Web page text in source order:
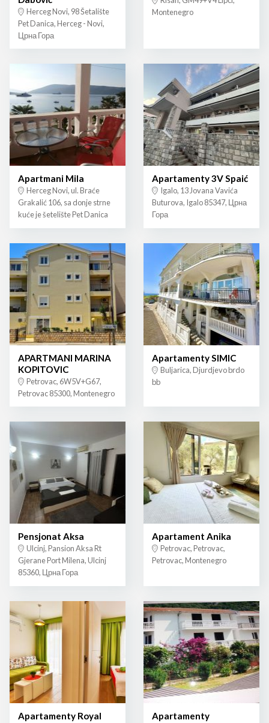
Herceg Novi, 98 Šetalište
Pet Danica, Herceg - Novi,
Црна Гора
Montenegro
Apartmani Mila
Herceg Novi, ul. Braće
Grakalić 106, sa donje strne
kuće je šetelište Pet Danica
Apartamenty 3V Spaić
Igalo, 13 Jovana Vavića
Buturova, Igalo 85347, Црна
Гора
APARTMANI MARINA
KOPITOVIC
Petrovac, 6W5V+G67,
Petrovac 85300, Montenegro
Apartamenty SIMIC
Buljarica, Djurdjevo brdo
bb
Pensjonat Aksa
Ulcinj, Pansion Aksa Rt
Gjerane Port Milena, Ulcinj
85360, Црна Гора
Apartament Anika
Petrovac, Petrovac,
Petrovac, Montenegro
Apartamenty Royal
Apartamenty